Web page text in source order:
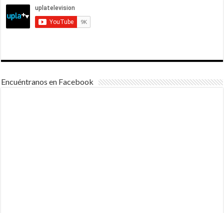
Encuéntranos en Facebook